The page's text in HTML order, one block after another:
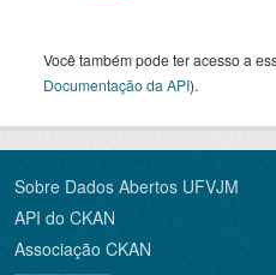
Você também pode ter acesso a
Documentação da API).
Sobre Dados Abertos UFVJM
API do CKAN
Associação CKAN